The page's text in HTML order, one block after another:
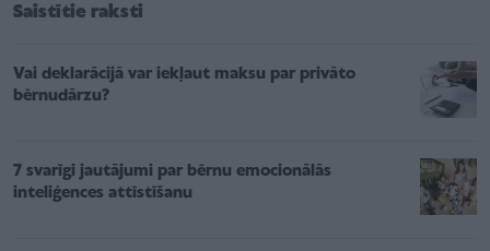
Saistītie raksti
Vai deklarācijā var iekļaut maksu par privāto
bērnudārzu?
7 svarīgi jautājumi par bērnu emocionālās
inteliģences attīstīšanu